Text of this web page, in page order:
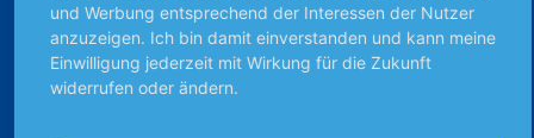
Sicher mit SSL-Verschlüsselung
und Werbung entsprechend der Interessen der Nutzer
anzuzeigen. Ich bin damit einverstanden und kann meine
Einwilligung jederzeit mit Wirkung für die Zukunft
widerrufen oder ändern.